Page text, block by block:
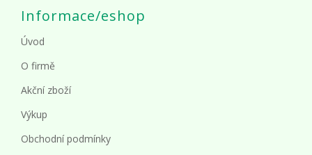
Informace/eshop
Úvod
O firmě
Akční zboží
Výkup
Obchodní podmínky